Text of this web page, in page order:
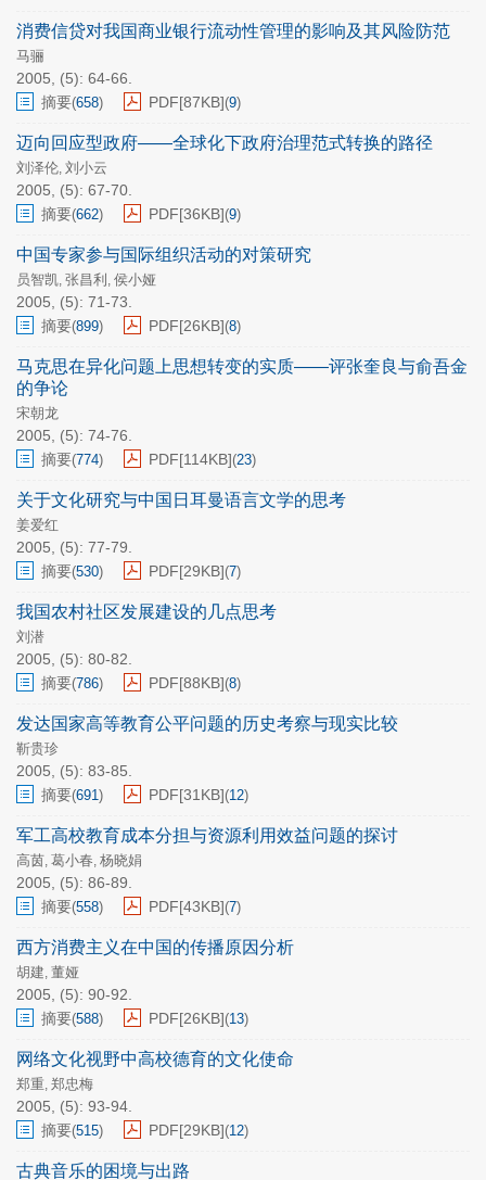
消费信贷对我国商业银行流动性管理的影响及其风险防范
马骊
2005, (5): 64-66.
摘要(658) PDF[87KB](9)
迈向回应型政府——全球化下政府治理范式转换的路径
刘泽伦, 刘小云
2005, (5): 67-70.
摘要(662) PDF[36KB](9)
中国专家参与国际组织活动的对策研究
员智凯, 张昌利 , 侯小娅
2005, (5): 71-73.
摘要(899) PDF[26KB](8)
马克思在异化问题上思想转变的实质——评张奎良与俞吾金
的争论
宋朝龙
2005, (5): 74-76.
摘要(774) PDF[114KB](23)
关于文化研究与中国日耳曼语言文学的思考
姜爱红
2005, (5): 77-79.
摘要(530) PDF[29KB](7)
我国农村社区发展建设的几点思考
刘潜
2005, (5): 80-82.
摘要(786) PDF[88KB](8)
发达国家高等教育公平问题的历史考察与现实比较
靳贵珍
2005, (5): 83-85.
摘要(691) PDF[31KB](12)
军工高校教育成本分担与资源利用效益问题的探讨
高茵, 葛小春, 杨晓娟
2005, (5): 86-89.
摘要(558) PDF[43KB](7)
西方消费主义在中国的传播原因分析
胡建, 董娅
2005, (5): 90-92.
摘要(588) PDF[26KB](13)
网络文化视野中高校德育的文化使命
郑重, 郑忠梅
2005, (5): 93-94.
摘要(515) PDF[29KB](12)
古典音乐的困境与出路